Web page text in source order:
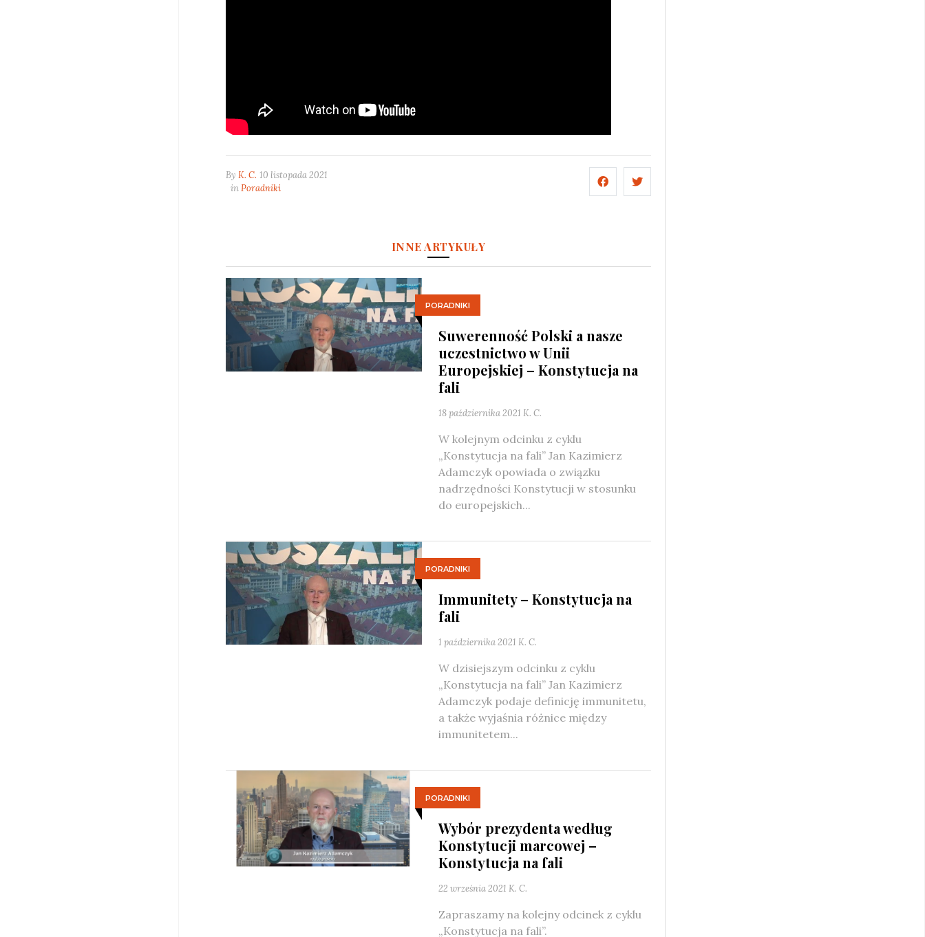
By K. C. 10 listopada 2021
inPoradniki
INNE ARTYKUŁY
PORADNIKI
Suwerenność Polski a nasze
uczestnictwo w Unii
Europejskiej – Konstytucja na
fali
18 października 2021 K. C.
W kolejnym odcinku z cyklu
„Konstytucja na fali” Jan Kazimierz
Adamczyk opowiada o związku
nadrzędności Konstytucji w stosunku
do europejskich...
PORADNIKI
Immunitety – Konstytucja na
fali
1 października 2021 K. C.
W dzisiejszym odcinku z cyklu
„Konstytucja na fali” Jan Kazimierz
Adamczyk podaje definicję immunitetu,
a także wyjaśnia różnice między
immunitetem...
PORADNIKI
Wybór prezydenta według
Konstytucji marcowej –
Konstytucja na fali
22 września 2021 K. C.
Zapraszamy na kolejny odcinek z cyklu
„Konstytucja na fali”.